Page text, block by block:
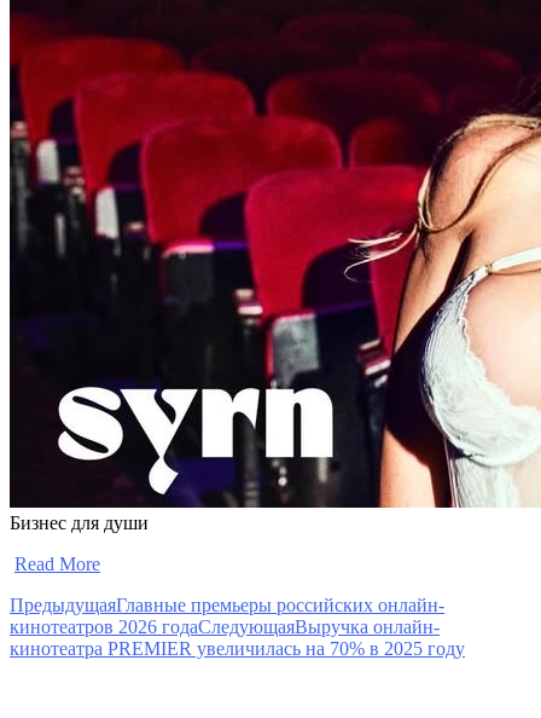
Бизнес для души
Read More
ПредыдущаяГлавные премьеры российских онлайн-
кинотеатров 2026 годаСледующаяВыручка онлайн-
кинотеатра PREMIER увеличилась на 70% в 2025 году